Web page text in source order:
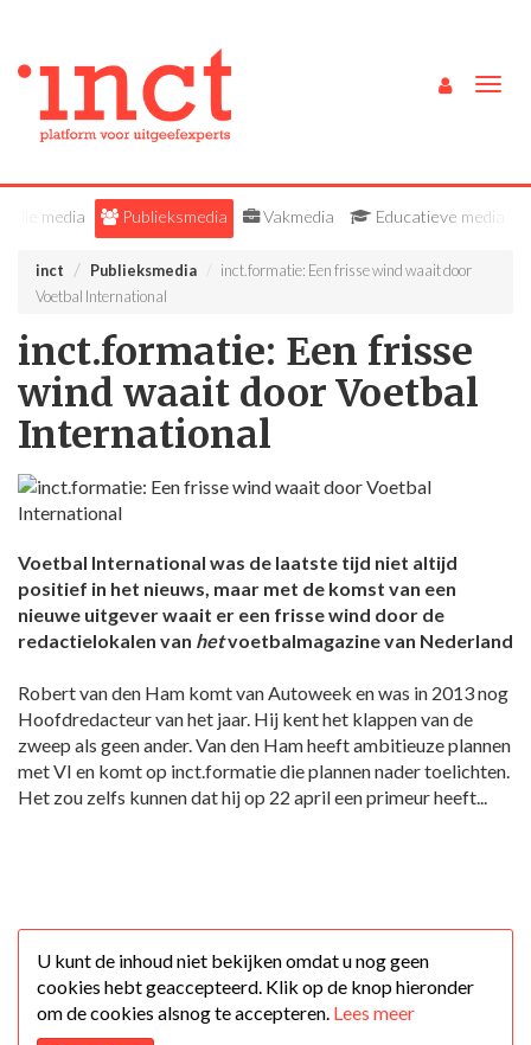
Alle media Publieksmedia Vakmedia Educatieve media
inct Publieksmedia
inct.formatie: Een frisse wind waait door
Voetbal International
inct.formatie: Een frisse
wind waait door Voetbal
International
Voetbal International was de laatste tijd niet altijd
positief in het nieuws, maar met de komst van een
nieuwe uitgever waait er een frisse wind door de
redactielokalen van hetvoetbalmagazine van Nederland
Robert van den Ham komt van Autoweek en was in 2013 nog
Hoofdredacteur van het jaar. Hij kent het klappen van de
zweep als geen ander. Van den Ham heeft ambitieuze plannen
met VI en komt op inct.formatie die plannen nader toelichten.
Het zou zelfs kunnen dat hij op 22 april een primeur heeft...
U kunt de inhoud niet bekijken omdat u nog geen
cookies hebt geaccepteerd. Klik op de knop hieronder
om de cookies alsnog te accepteren. Lees meer